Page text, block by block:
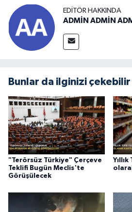
EDITÖR HAKKINDA
ADMİN ADMİN
Bunlar da ilginizi çekebilir
"Terörsüz Türkiye" Çerçeve
Teklifi Bugün Meclis'te
Görüşülecek